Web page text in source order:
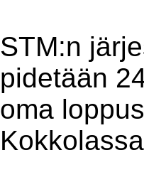
STM:n
pidetään
oma